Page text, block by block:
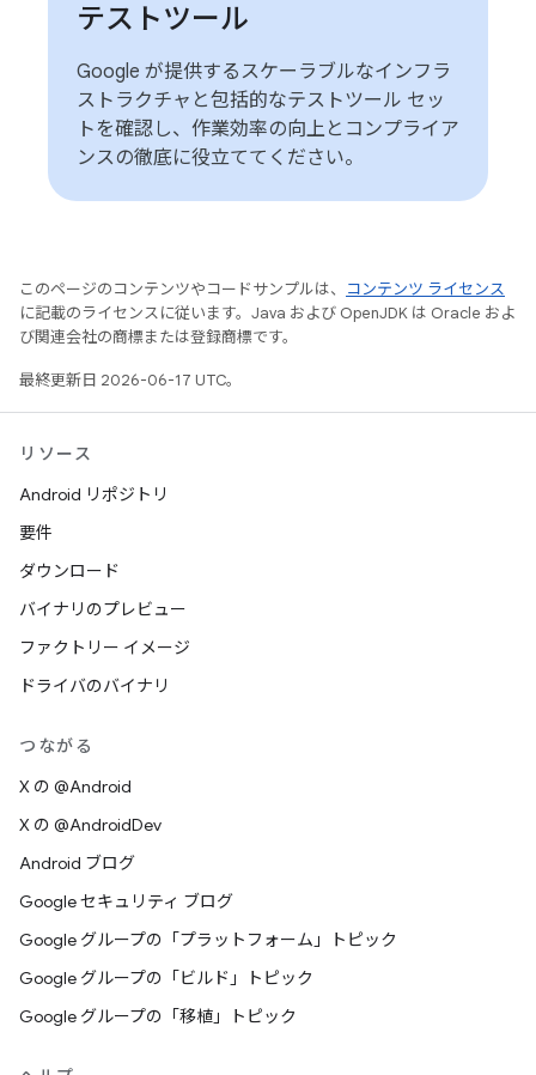
テストツール
Google が提供するスケーラブルなインフラ
ストラクチャと包括的なテストツール セッ
トを確認し、作業効率の向上とコンプライア
ンスの徹底に役立ててください。
このページのコンテンツやコードサンプルは、
コンテンツ ライセンス
に記載のライセンスに従います。Java および OpenJDK は Oracle およ
び関連会社の商標または登録商標です。
最終更新日 2026-06-17 UTC。
リソース
Android リポジトリ
要件
ダウンロード
バイナリのプレビュー
ファクトリー イメージ
ドライバのバイナリ
つながる
X の @Android
X の @AndroidDev
Android ブログ
Google セキュリティ ブログ
Google グループの「プラットフォーム」トピック
Google グループの「ビルド」トピック
Google グループの「移植」トピック